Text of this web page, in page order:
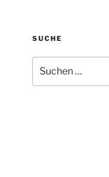
SUCHE
nach: